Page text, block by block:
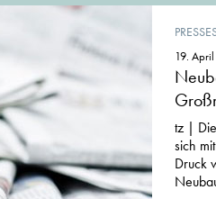
19.
tz |
sich
Druck